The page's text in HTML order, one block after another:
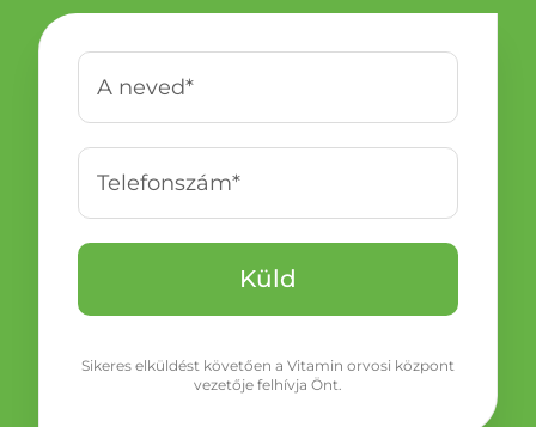
Sikeres elküldést követően a Vitamin orvosi központ
vezetője felhívja Önt.